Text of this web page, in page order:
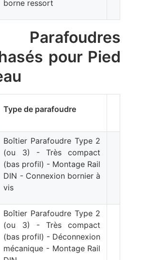
borne ressort
pour Pied
Type de parafoudre
Boîtier Parafoudre Type 2
(ou 3) - Très compact
(bas profil) - Montage Rail
DIN - Connexion bornier à
vis
Boîtier Parafoudre Type 2
(ou 3) - Très compact
(bas profil) - Déconnexion
mécanique - Montage Rail